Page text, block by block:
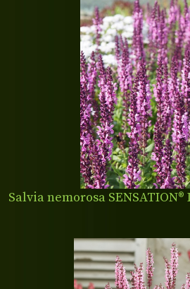
Salvia nemorosa SENSATION®